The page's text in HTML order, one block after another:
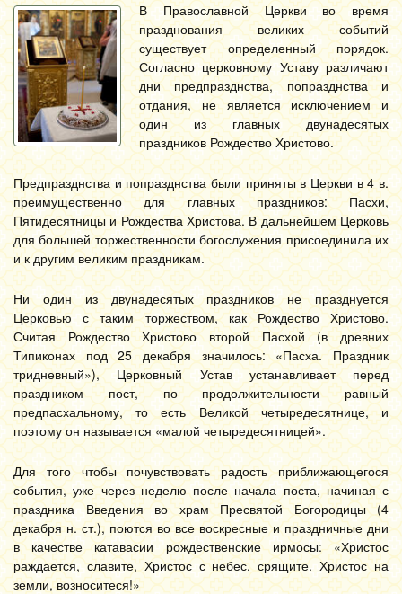
В Православной Церкви во время
празднования великих событий
существует определенный порядок.
Согласно церковному Уставу различают
дни предпразднства, попразднства и
отдания, не является исключением и
один из главных двунадесятых
праздников Рождество Христово.
Предпразднства и попразднства были приняты в Церкви в 4 в.
преимущественно для главных праздников: Пасхи,
Пятидесятницы и Рождества Христова. В дальнейшем Церковь
для большей торжественности богослужения присоединила их
и к другим великим праздникам.
Ни один из двунадесятых праздников не празднуется
Церковью с таким торжеством, как Рождество Христово.
Считая Рождество Христово второй Пасхой (в древних
Типиконах под 25 декабря значилось: «Пасха. Праздник
тридневный»), Церковный Устав устанавливает перед
праздником пост, по продолжительности равный
предпасхальному, то есть Великой четыредесятнице, и
поэтому он называется «малой четыредесятницей».
Для того чтобы почувствовать радость приближающегося
события, уже через неделю после начала поста, начиная с
праздника Введения во храм Пресвятой Богородицы (4
декабря н. ст.), поются во все воскресные и праздничные дни
в качестве катавасии рождественские ирмосы: «Христос
раждается, славите, Христос с небес, срящите. Христос на
земли, возноситеся!»